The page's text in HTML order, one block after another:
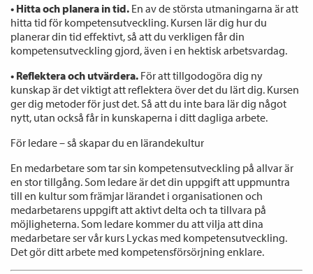
• Hitta och planera in tid. En av de största utmaningarna är att
hitta tid för kompetensutveckling. Kursen lär dig hur du
planerar din tid effektivt, så att du verkligen får din
kompetensutveckling gjord, även i en hektisk arbetsvardag.
• Reflektera och utvärdera. För att tillgodogöra dig ny
kunskap är det viktigt att reflektera över det du lärt dig. Kursen
ger dig metoder för just det. Så att du inte bara lär dig något
nytt, utan också får in kunskaperna i ditt dagliga arbete.
För ledare – så skapar du en lärandekultur
En medarbetare som tar sin kompetensutveckling på allvar är
en stor tillgång. Som ledare är det din uppgift att uppmuntra
till en kultur som främjar lärandet i organisationen och
medarbetarens uppgift att aktivt delta och ta tillvara på
möjligheterna. Som ledare kommer du att vilja att dina
medarbetare ser vår kurs Lyckas med kompetensutveckling.
Det gör ditt arbete med kompetensförsörjning enklare.